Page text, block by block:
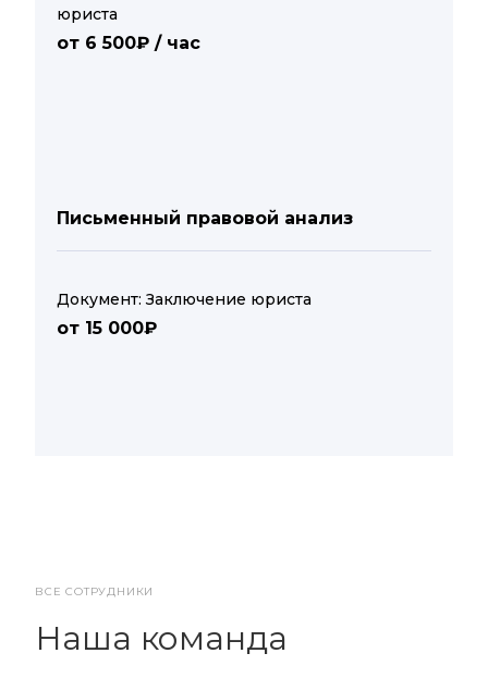
юриста
от 6 500₽ / час
Письменный правовой анализ
Документ: Заключение юриста
от 15 000₽
ВСЕ СОТРУДНИКИ
Наша команда